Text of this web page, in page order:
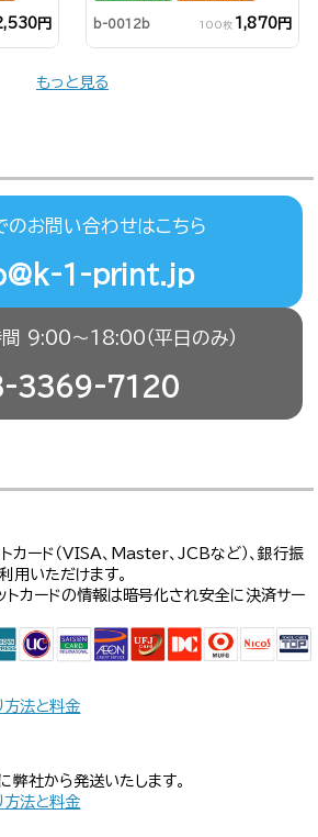
円 b-0012b 100枚 1,870円
もっと見る
のお問い合わせはこちら
1-print.jp
9:00〜18:00（平日のみ）
3369-7120
カード（VISA、Master、JCBなど）、銀行振
用いただけます。
トカードの情報は暗号化され安全に決済サー
方法と料金
弊社から発送いたします。
方法と料金